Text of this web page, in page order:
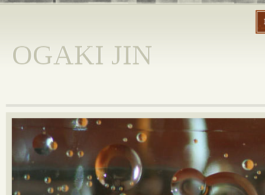
OGAKI JIN